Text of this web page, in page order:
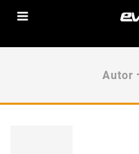
Autor